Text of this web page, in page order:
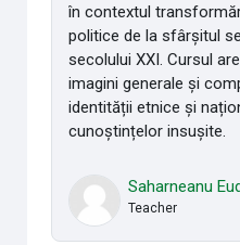
în contextul
politice de la sfârșitul
secolului XXI. Cursul
imagini generale și
identității etnice și
cunoștințelor insușite.
Saharneanu
Teacher